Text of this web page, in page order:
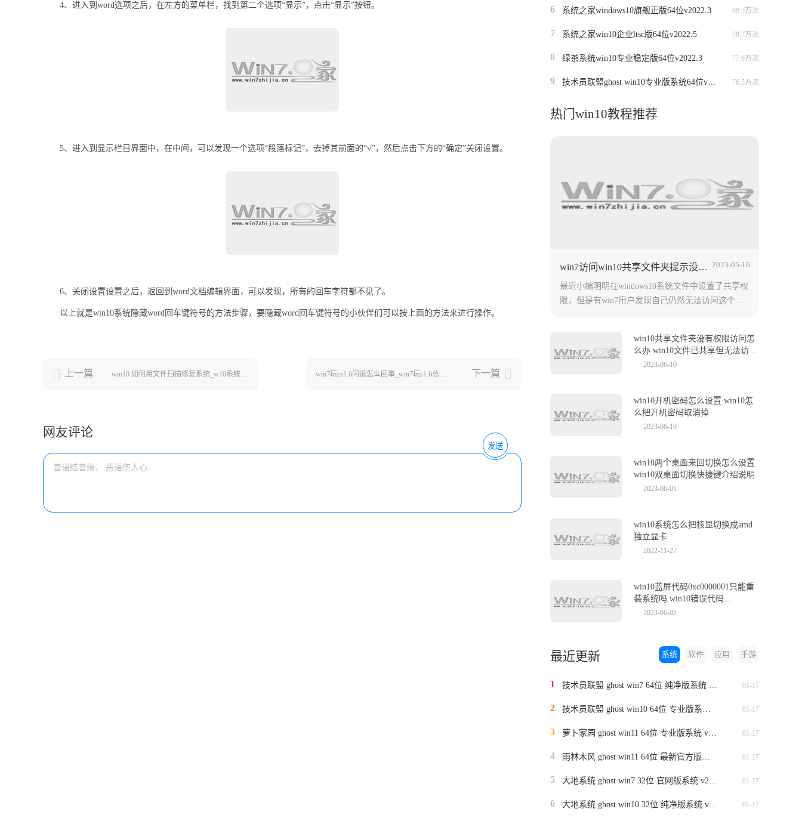
4、进入到word选项之后，在左方的菜单栏，找到第二个选项“显示”，点击“显示”按钮。
5、进入到显示栏目界面中，在中间，可以发现一个选项“段落标记”，去掉其前面的“√”，然后点击下方的“确定”关闭设置。
6、关闭设置设置之后，返回到word文档编辑界面，可以发现，所有的回车字符都不见了。
以上就是win10系统隐藏word回车键符号的方法步骤，要隐藏word回车键符号的小伙伴们可以按上面的方法来进行操作。
上一篇 win10 如何用文件扫描修复系统_w10系统如何扫描文件 下一篇
win7玩cs1.6闪退怎么回事_win7玩s1.6总卡退如何解决
网友评论
发送
6 系统之家windows10旗舰正版64位v2022.3 80.5万次
7 系统之家win10企业ltsc版64位v2022.5 78.7万次
8 绿茶系统win10专业稳定版64位v2022.3 77.9万次
9 76.5万次
热门win10教程推荐
win7访问win10共享文件夹提示没有权限怎么办 win10共享文件设置方法介绍 2023-05-16
最近小编明明在windows10系统文件中设置了共享权
限，但是有win7用户发现自己仍然无法访问这个被
方法，以及无法访问的原因，有需要的用户们赶紧
来看一下吧。
win10共享文件夹没有权限访问怎
么办 win10文件已共享但无法访问
的解决办法
2023-06-10
win10开机密码怎么设置 win10怎
么把开机密码取消掉
2023-06-10
win10两个桌面来回切换怎么设置
win10双桌面切换快捷键介绍说明
2023-06-01
win10系统怎么把核显切换成amd
独立显卡
2022-11-27
win10蓝屏代码0xc0000001只能重
装系统吗 win10错误代码
0xc0000001怎么解决
2023-06-02
最近更新 手游
应用
软件
系统
1 01-17
2 01-17
3 01-17
4 01-17
5 01-17
6 01-17